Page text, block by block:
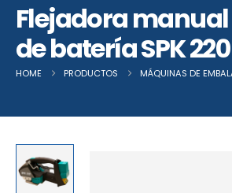
Flejadora manual
de batería SPK 220
HOME PRODUCTOS MÁQUINAS DE